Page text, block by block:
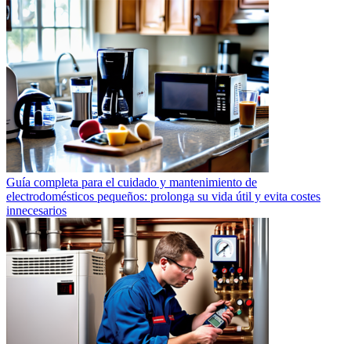
Guía completa para el cuidado y mantenimiento de
electrodomésticos pequeños: prolonga su vida útil y evita costes
innecesarios